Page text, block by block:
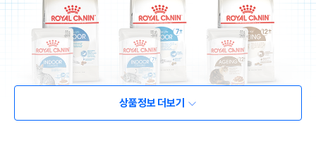
상품정보 더보기